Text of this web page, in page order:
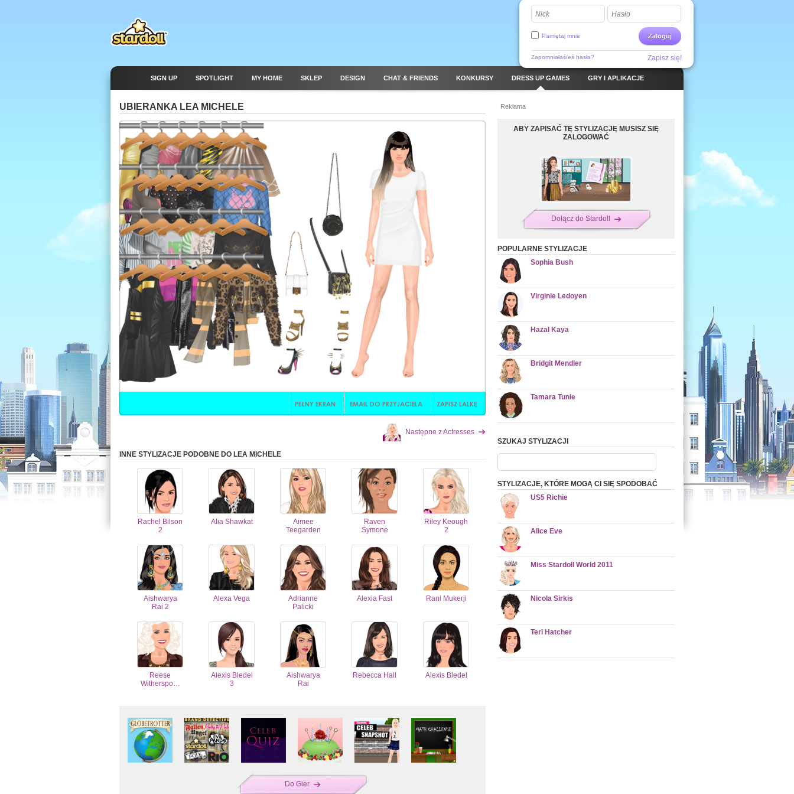
Nick Hasło
Zaloguj
Pamiętaj mnie
Zapomniałaś/eś hasła? Zapisz się!
SIGN UP SPOTLIGHT MY HOME SKLEP DESIGN CHAT & FRIENDS KONKURSY DRESS UP GAMES GRY I APLIKACJE
UBIERANKA LEA MICHELE
Następne z Actresses
INNE STYLIZACJE PODOBNE DO LEA MICHELE
Rachel Bilson
2
Alia Shawkat
Aimee
Teegarden
Raven
Symone
Riley Keough
2
Aishwarya
Rai 2
Alexa Vega
Adrianne
Palicki
Alexia Fast Rani Mukerji
Reese
Witherspo…
Alexis Bledel
3
Aishwarya
Rai
Rebecca Hall Alexis Bledel
Do Gier
Reklama
ABY ZAPISAĆ TĘ STYLIZACJĘ MUSISZ SIĘ
ZALOGOWAĆ
Dołącz do Stardoll
POPULARNE STYLIZACJE
Sophia Bush
Virginie Ledoyen
Hazal Kaya
Bridgit Mendler
Tamara Tunie
SZUKAJ STYLIZACJI
STYLIZACJE, KTÓRE MOGĄ CI SIĘ SPODOBAĆ
US5 Richie
Alice Eve
Miss Stardoll World 2011
Nicola Sirkis
Teri Hatcher